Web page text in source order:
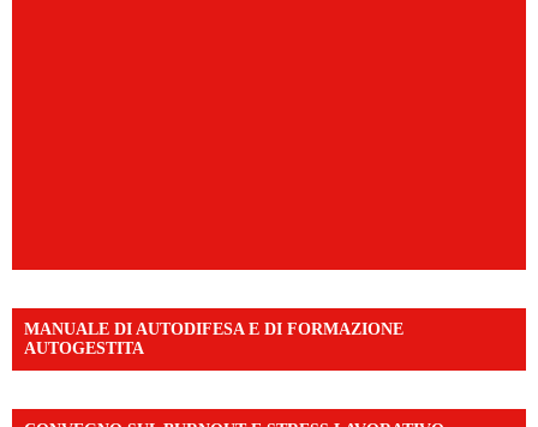
MANUALE DI AUTODIFESA E DI FORMAZIONE
AUTOGESTITA